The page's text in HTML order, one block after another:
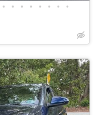
• • • • • • • •